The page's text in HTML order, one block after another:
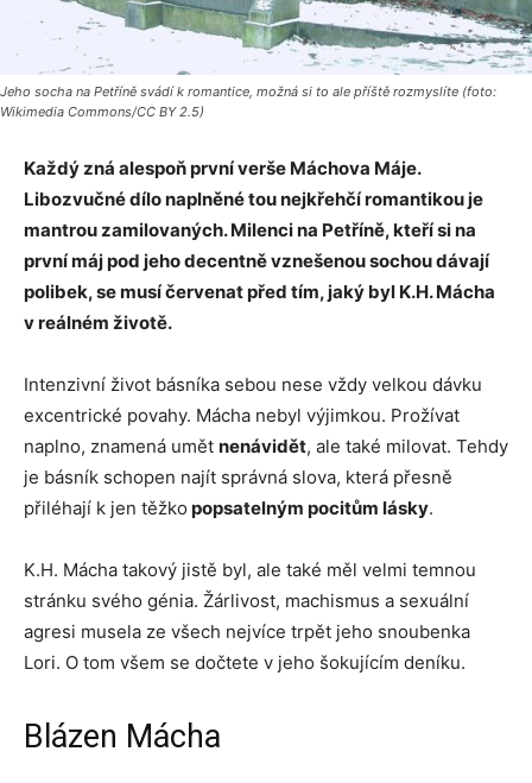
Jeho socha na Petříně svádí k romantice, možná si to ale příště rozmyslíte (foto:
Wikimedia Commons/CC BY 2.5)
Každý zná alespoň první verše Máchova Máje.
Libozvučné dílo naplněné tou nejkřehčí romantikou je
mantrou zamilovaných. Milenci na Petříně, kteří si na
první máj pod jeho decentně vznešenou sochou dávají
polibek, se musí červenat před tím, jaký byl K.H. Mácha
v reálném životě.
Intenzivní život básníka sebou nese vždy velkou dávku
excentrické povahy. Mácha nebyl výjimkou. Prožívat
naplno, znamená umět nenávidět, ale také milovat. Tehdy
je básník schopen najít správná slova, která přesně
přiléhají k jen těžko popsatelným pocitům lásky.
K.H. Mácha takový jistě byl, ale také měl velmi temnou
stránku svého génia. Žárlivost, machismus a sexuální
agresi musela ze všech nejvíce trpět jeho snoubenka
Lori. O tom všem se dočtete v jeho šokujícím deníku.
Blázen Mácha